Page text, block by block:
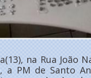
na Rua João
a PM de Santo